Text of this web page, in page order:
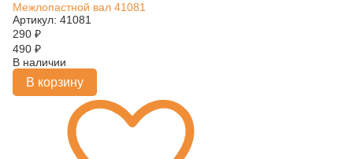
Межлопастной вал 41081
Артикул: 41081
290 ₽
490 ₽
В наличии
В корзину